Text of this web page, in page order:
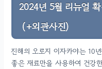
2024년 5월 리뉴얼
(+외관사진)
진해의 오로지 이자카야는 10
좋은 재료만을 사용하여 건강